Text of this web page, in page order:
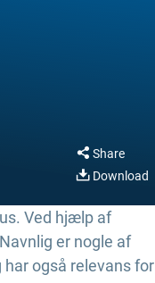
Share
Download
Ved hjælp af
er nogle af
også relevans for